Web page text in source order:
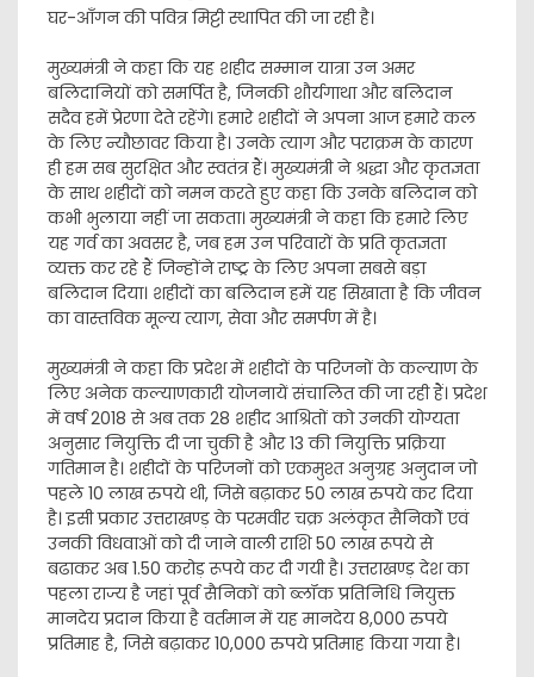
घर-आँगन की पवित्र मिट्टी स्थापित की जा रही है।
मुख्यमंत्री ने कहा कि यह शहीद सम्मान यात्रा उन अमर
बलिदानियों को समर्पित है, जिनकी शौर्यगाथा और बलिदान
सदैव हमें प्रेरणा देते रहेंगे। हमारे शहीदों ने अपना आज हमारे कल
के लिए न्यौछावर किया है। उनके त्याग और पराक्रम के कारण
ही हम सब सुरक्षित और स्वतंत्र हैं। मुख्यमंत्री ने श्रद्धा और कृतज्ञता
के साथ शहीदों को नमन करते हुए कहा कि उनके बलिदान को
कभी भुलाया नहीं जा सकता। मुख्यमंत्री ने कहा कि हमारे लिए
यह गर्व का अवसर है, जब हम उन परिवारों के प्रति कृतज्ञता
व्यक्त कर रहे हैं जिन्होंने राष्ट्र के लिए अपना सबसे बड़ा
बलिदान दिया। शहीदों का बलिदान हमें यह सिखाता है कि जीवन
का वास्तविक मूल्य त्याग, सेवा और समर्पण में है।
मुख्यमंत्री ने कहा कि प्रदेश में शहीदों के परिजनों के कल्याण के
लिए अनेक कल्याणकारी योजनायें संचालित की जा रही हैं। प्रदेश
में वर्ष 2018 से अब तक 28 शहीद आश्रितों को उनकी योग्यता
अनुसार नियुक्ति दी जा चुकी है और 13 की नियुक्ति प्रक्रिया
गतिमान है। शहीदों के परिजनों को एकमुश्त अनुग्रह अनुदान जो
पहले 10 लाख रुपये थी, जिसे बढ़ाकर 50 लाख रुपये कर दिया
है। इसी प्रकार उत्तराखण्ड़ के परमवीर चक्र अलंकृत सैनिकोें एवं
उनकी विधवाओं को दी जाने वाली राशि 50 लाख रूपये से
बढाकर अब 1.50 करोड़ रूपये कर दी गयी है। उत्तराखण्ड़ देश का
पहला राज्य है जहां पूर्व सैनिकों को ब्लॉक प्रतिनिधि नियुक्त
मानदेय प्रदान किया है वर्तमान में यह मानदेय 8,000 रुपये
प्रतिमाह है, जिसे बढ़ाकर 10,000 रुपये प्रतिमाह किया गया है।